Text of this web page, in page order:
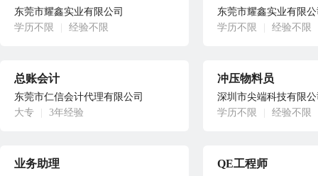
东莞市耀鑫实业有限公司
学历不限
经验不限
东莞市耀鑫实业有限
学历不限
经验不限
总账会计
东莞市仁信会计代理有限公司
大专
3年经验
冲压物料员
深圳市尖端科技有限
学历不限
经验不限
业务助理 QE工程师